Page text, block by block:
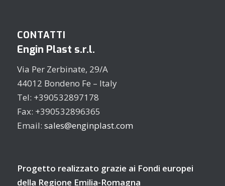
CONTATTI
Engin Plast s.r.l.
Via Per Zerbinate, 29/A
44012 Bondeno Fe – Italy
Tel: +390532897178
Fax: +390532896365
Email: sales@enginplast.com
Progetto realizzato grazie ai Fondi europei
della Regione Emilia-Romagna